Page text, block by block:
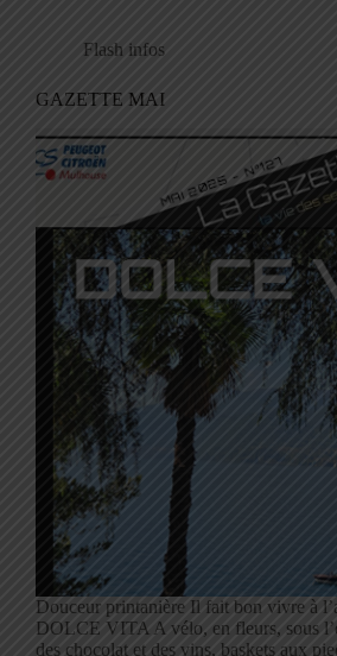
Flash infos
GAZETTE MAI
Douceur printanière Il fait bon vivre à
DOLCE VITA A vélo, en fleurs, sous
des chocolat et des vins, baskets aux